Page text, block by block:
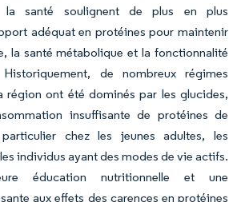
la santé soulignent de plus en plus
adéquat en protéines pour maintenir
la santé métabolique et la fonctionnalité
de nombreux régimes
région ont été dominés par les glucides,
insuffisante de protéines de
chez les jeunes adultes, les
individus ayant des modes de vie actifs.
éducation nutritionnelle et une
aux effets des carences en protéines